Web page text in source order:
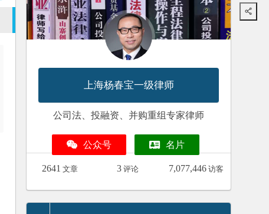
上海杨春宝一级律师
公司法、投融资、并购重组专家律师
公众号 名片
2641 文章 3 评论 7,077,446 访客